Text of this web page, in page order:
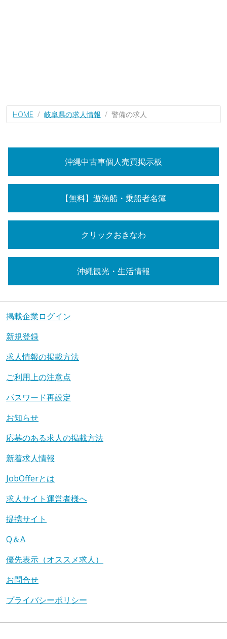
HOME 岐阜県の求人情報 警備の求人
沖縄中古車個人売買掲示板
【無料】遊漁船・乗船者名簿
クリックおきなわ
沖縄観光・生活情報
掲載企業ログイン
新規登録
求人情報の掲載方法
ご利用上の注意点
パスワード再設定
お知らせ
応募のある求人の掲載方法
新着求人情報
JobOfferとは
求人サイト運営者様へ
提携サイト
Q＆A
優先表示（オススメ求人）
お問合せ
プライバシーポリシー